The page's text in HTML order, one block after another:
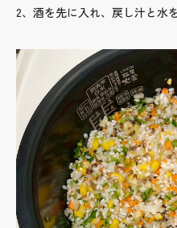
2、酒を先に入れ、戻し汁と水